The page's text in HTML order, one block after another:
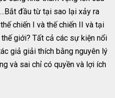
đầu từ tại sao lại xảy ra
chiến I và thế chiến II và tại
giới? Tất cả các sự kiện nổi
giả giải thích bằng nguyên lý
và sai chỉ có quyền và lợi ích